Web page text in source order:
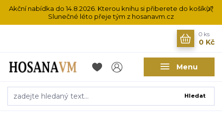
Akční nabídka do 14.8.2026. Kterou knihu si přiberete do košíku?
Slunečné léto přeje tým z hosanavm.cz
Menu
Hledat
0 ks
0 Kč